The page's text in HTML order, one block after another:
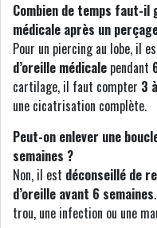
Combien de temps faut-il
médicale après un
Pour un piercing au lobe, il
d’oreille médicale pendant
cartilage, il faut compter 3
une cicatrisation complète.
Peut-on enlever une
semaines ?
Non, il est déconseillé de
d’oreille avant 6 semaines
trou, une infection ou une